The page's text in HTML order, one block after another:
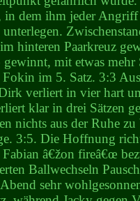
in dem ihm jeder
hinteren Paarkreuz
mit etwas
Fokin im 5. Satz. 3:3
verliert in vier hart
klar in drei Sätzen
nichts aus der Ruhe
3:5. Die Hoffnung
â€žon fireâ€œ
Ballwechseln
sehr